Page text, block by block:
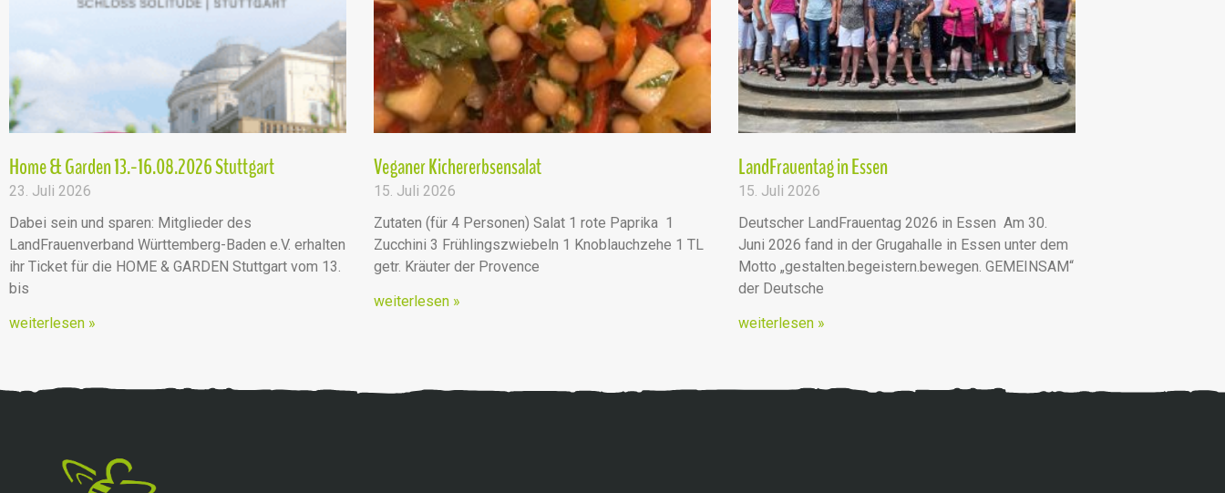
Home & Garden 13.-16.08.2026 Stuttgart
23. Juli 2026
Dabei sein und sparen: Mitglieder des
LandFrauenverband Württemberg-Baden e.V. erhalten
ihr Ticket für die HOME & GARDEN Stuttgart vom 13.
bis
weiterlesen »
Veganer Kichererbsensalat
15. Juli 2026
Zutaten (für 4 Personen) Salat 1 rote Paprika 1
Zucchini 3 Frühlingszwiebeln 1 Knoblauchzehe 1 TL
getr. Kräuter der Provence
weiterlesen »
LandFrauentag in Essen
15. Juli 2026
Deutscher LandFrauentag 2026 in Essen Am 30.
Juni 2026 fand in der Grugahalle in Essen unter dem
Motto „gestalten.begeistern.bewegen. GEMEINSAM“
der Deutsche
weiterlesen »